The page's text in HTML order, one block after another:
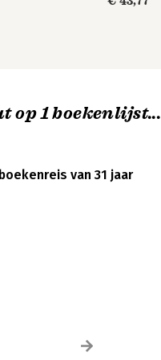
op 1 boekenlijst...
van 31 jaar